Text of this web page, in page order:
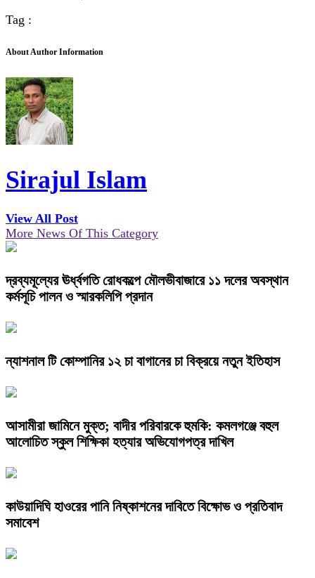
Tag :
About Author Information
Sirajul Islam
View All Post
More News Of This Category
দ্রব্যমূল্যের ঊর্ধ্বগতি রোধকল্পে মৌলভীবাজারে ১১ দলের অবস্থান
কর্মসূচি পালন ও স্মারকলিপি প্রদান
ন্যাশনাল টি কোম্পানির ১২ চা বাগানের চা বিক্রয়ে নতুন ইতিহাস
আসামীরা জামিনে মুক্ত; বাদীর পরিবারকে হুমকি: কমলগঞ্জে বহুল
আলোচিত স্কুল শিক্ষিকা হত্যার অভিযোগপত্র দাখিল
কাউয়াদিঘি হাওরের পানি নিষ্কাশনের দাবিতে বিক্ষোভ ও প্রতিবাদ
সমাবেশ